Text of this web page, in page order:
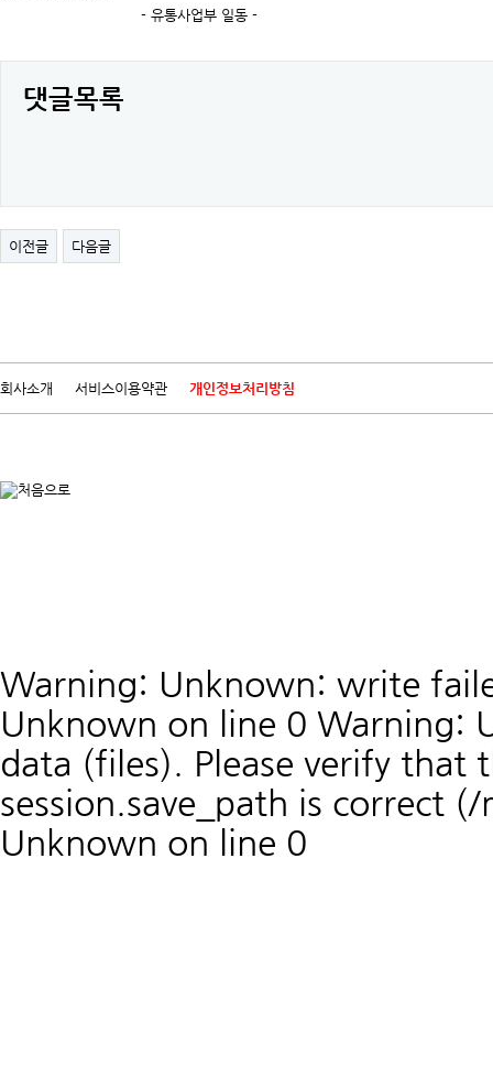
- 유통사업부 일동 -
댓글목록
이전글 다음글
회사소개 서비스이용약관 개인정보처리방침
Warning: Unknown: write
Unknown on line 0 Warning:
data (files). Please verify that
session.save_path is correct
Unknown on line 0